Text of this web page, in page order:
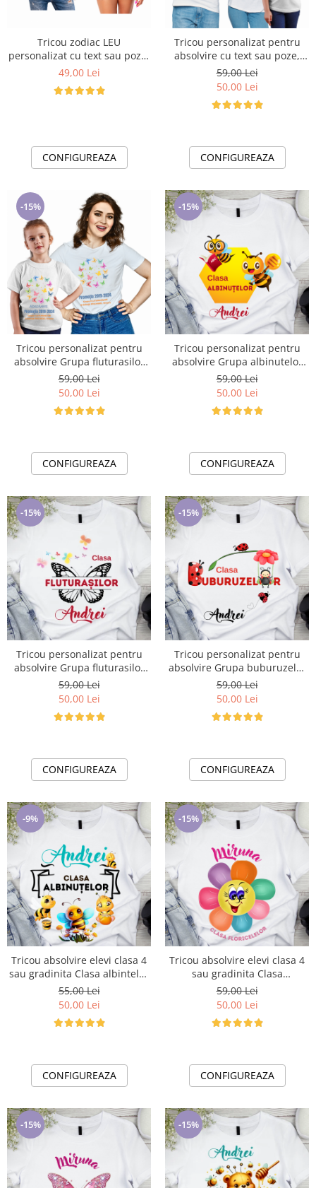
Tricou zodiac LEU
personalizat cu text sau poze,
unisex TLEU118
49,00 Lei
CONFIGUREAZA
Tricou personalizat pentru
absolvire cu text sau poze,
unisex Absolvent ABS1013
59,00 Lei
50,00 Lei
CONFIGUREAZA
-15%
Tricou personalizat pentru
absolvire Grupa fluturasilor
cu text sau poze ABS1015
59,00 Lei
50,00 Lei
CONFIGUREAZA
-15%
Tricou personalizat pentru
absolvire Grupa albinutelor
cu text sau poze ABS1020
59,00 Lei
50,00 Lei
CONFIGUREAZA
-15%
Tricou personalizat pentru
absolvire Grupa fluturasilor
cu text sau poze ABS1021
59,00 Lei
50,00 Lei
CONFIGUREAZA
-15%
Tricou personalizat pentru
absolvire Grupa buburuzelor
cu text sau poze ABS1026
59,00 Lei
50,00 Lei
CONFIGUREAZA
-9%
Tricou absolvire elevi clasa 4
sau gradinita Clasa albintelor
cu text sau poze ABS1040
55,00 Lei
50,00 Lei
CONFIGUREAZA
-15%
Tricou absolvire elevi clasa 4
sau gradinita Clasa
Floricelelor cu text sau poze
ABS1051
59,00 Lei
50,00 Lei
CONFIGUREAZA
-15% -15%